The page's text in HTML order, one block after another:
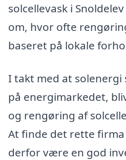
solcellevask i
om, hvor ofte
baseret på lokale
I takt med at solenergi
på energimarkedet,
og rengøring af
At finde det rette firma
derfor være en god